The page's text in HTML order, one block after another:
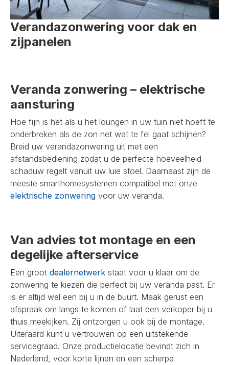
Verandazonwering voor dak en
zijpanelen
Veranda zonwering – elektrische
aansturing
Hoe fijn is het als u het loungen in uw tuin niet hoeft te
onderbreken als de zon net wat te fel gaat schijnen?
Breid uw verandazonwering uit met een
afstandsbediening zodat u de perfecte hoeveelheid
schaduw regelt vanuit uw luie stoel. Daarnaast zijn de
meeste smarthomesystemen compatibel met onze
elektrische zonwering voor uw veranda.
Van advies tot montage en een
degelijke afterservice
Een groot dealernetwerk staat voor u klaar om de
zonwering te kiezen die perfect bij uw veranda past. Er
is er altijd wel een bij u in de buurt. Maak gerust een
afspraak om langs te komen of laat een verkoper bij u
thuis meekijken. Zij ontzorgen u ook bij de montage.
Uiteraard kunt u vertrouwen op een uitstekende
servicegraad. Onze productielocatie bevindt zich in
Nederland, voor korte lijnen en een scherpe